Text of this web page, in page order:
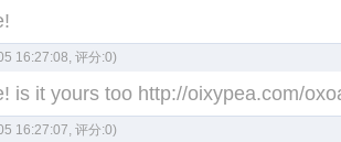
16:27:08, 评分:0)
is it yours too http://oixypea.com/
16:27:07, 评分:0)